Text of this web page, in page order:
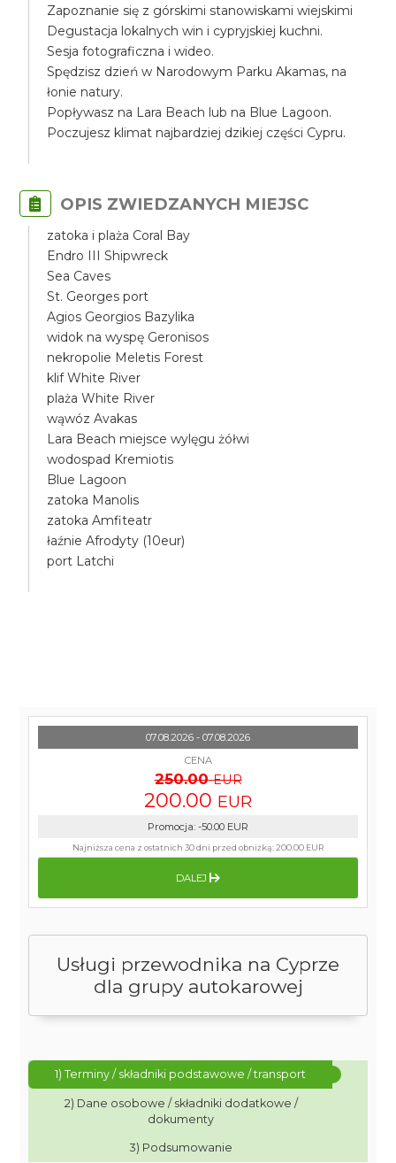
Zapoznanie się z górskimi stanowiskami wiejskimi
Degustacja lokalnych win i cypryjskiej kuchni.
Sesja fotograficzna i wideo.
Spędzisz dzień w Narodowym Parku Akamas, na
łonie natury.
Popływasz na Lara Beach lub na Blue Lagoon.
Poczujesz klimat najbardziej dzikiej części Cypru.
OPIS ZWIEDZANYCH MIEJSC
zatoka i plaża Coral Bay
Endro III Shipwreck
Sea Caves
St. Georges port
Agios Georgios Bazylika
widok na wyspę Geronisos
nekropolie Meletis Forest
klif White River
plaża White River
wąwóz Avakas
Lara Beach miejsce wylęgu żółwi
wodospad Kremiotis
Blue Lagoon
zatoka Manolis
zatoka Amfiteatr
łaźnie Afrodyty (10eur)
port Latchi
Usługi przewodnika na Cyprze
dla grupy autokarowej
1) Terminy / składniki podstawowe / transport
2) Dane osobowe / składniki dodatkowe /
dokumenty
3) Podsumowanie
07.08.2026 - 07.08.2026
CENA
250.00 EUR
200.00 EUR
Promocja: -50.00 EUR
Najniższa cena z ostatnich 30 dni przed obniżką: 200.00 EUR
DALEJ